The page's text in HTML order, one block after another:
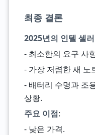
최종 결론
2025년의 인텔 셀
- 최소한의 요구 사
- 가장 저렴한 새 노
- 배터리 수명과 조
상황.
주요 이점:
- 낮은 가격.